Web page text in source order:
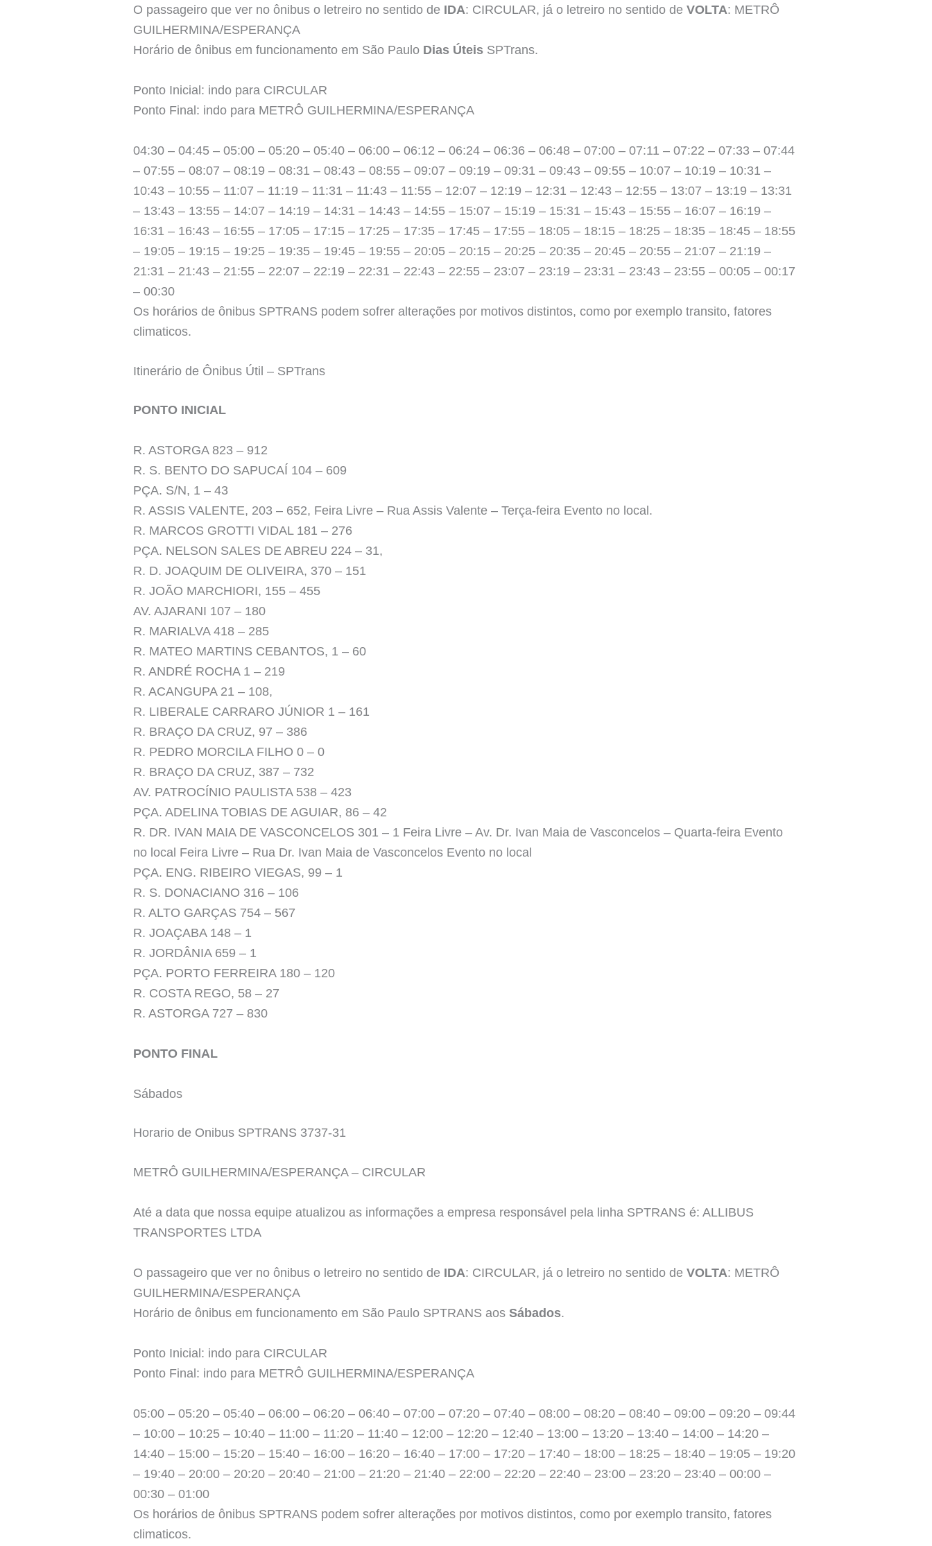
O passageiro que ver no ônibus o letreiro no sentido de IDA: CIRCULAR, já o letreiro no sentido de VOLTA: METRÔ
GUILHERMINA/ESPERANÇA
Horário de ônibus em funcionamento em São Paulo Dias Úteis SPTrans.
Ponto Inicial: indo para CIRCULAR
Ponto Final: indo para METRÔ GUILHERMINA/ESPERANÇA
04:30 – 04:45 – 05:00 – 05:20 – 05:40 – 06:00 – 06:12 – 06:24 – 06:36 – 06:48 – 07:00 – 07:11 – 07:22 – 07:33 – 07:44
– 07:55 – 08:07 – 08:19 – 08:31 – 08:43 – 08:55 – 09:07 – 09:19 – 09:31 – 09:43 – 09:55 – 10:07 – 10:19 – 10:31 –
10:43 – 10:55 – 11:07 – 11:19 – 11:31 – 11:43 – 11:55 – 12:07 – 12:19 – 12:31 – 12:43 – 12:55 – 13:07 – 13:19 – 13:31
– 13:43 – 13:55 – 14:07 – 14:19 – 14:31 – 14:43 – 14:55 – 15:07 – 15:19 – 15:31 – 15:43 – 15:55 – 16:07 – 16:19 –
16:31 – 16:43 – 16:55 – 17:05 – 17:15 – 17:25 – 17:35 – 17:45 – 17:55 – 18:05 – 18:15 – 18:25 – 18:35 – 18:45 – 18:55
– 19:05 – 19:15 – 19:25 – 19:35 – 19:45 – 19:55 – 20:05 – 20:15 – 20:25 – 20:35 – 20:45 – 20:55 – 21:07 – 21:19 –
21:31 – 21:43 – 21:55 – 22:07 – 22:19 – 22:31 – 22:43 – 22:55 – 23:07 – 23:19 – 23:31 – 23:43 – 23:55 – 00:05 – 00:17
– 00:30
Os horários de ônibus SPTRANS podem sofrer alterações por motivos distintos, como por exemplo transito, fatores
climaticos.
Itinerário de Ônibus Útil – SPTrans
PONTO INICIAL
R. ASTORGA 823 – 912
R. S. BENTO DO SAPUCAÍ 104 – 609
PÇA. S/N, 1 – 43
R. ASSIS VALENTE, 203 – 652, Feira Livre – Rua Assis Valente – Terça-feira Evento no local.
R. MARCOS GROTTI VIDAL 181 – 276
PÇA. NELSON SALES DE ABREU 224 – 31,
R. D. JOAQUIM DE OLIVEIRA, 370 – 151
R. JOÃO MARCHIORI, 155 – 455
AV. AJARANI 107 – 180
R. MARIALVA 418 – 285
R. MATEO MARTINS CEBANTOS, 1 – 60
R. ANDRÉ ROCHA 1 – 219
R. ACANGUPA 21 – 108,
R. LIBERALE CARRARO JÚNIOR 1 – 161
R. BRAÇO DA CRUZ, 97 – 386
R. PEDRO MORCILA FILHO 0 – 0
R. BRAÇO DA CRUZ, 387 – 732
AV. PATROCÍNIO PAULISTA 538 – 423
PÇA. ADELINA TOBIAS DE AGUIAR, 86 – 42
R. DR. IVAN MAIA DE VASCONCELOS 301 – 1 Feira Livre – Av. Dr. Ivan Maia de Vasconcelos – Quarta-feira Evento
no local Feira Livre – Rua Dr. Ivan Maia de Vasconcelos Evento no local
PÇA. ENG. RIBEIRO VIEGAS, 99 – 1
R. S. DONACIANO 316 – 106
R. ALTO GARÇAS 754 – 567
R. JOAÇABA 148 – 1
R. JORDÂNIA 659 – 1
PÇA. PORTO FERREIRA 180 – 120
R. COSTA REGO, 58 – 27
R. ASTORGA 727 – 830
PONTO FINAL
Sábados
Horario de Onibus SPTRANS 3737-31
METRÔ GUILHERMINA/ESPERANÇA – CIRCULAR
Até a data que nossa equipe atualizou as informações a empresa responsável pela linha SPTRANS é: ALLIBUS
TRANSPORTES LTDA
O passageiro que ver no ônibus o letreiro no sentido de IDA: CIRCULAR, já o letreiro no sentido de VOLTA: METRÔ
GUILHERMINA/ESPERANÇA
Horário de ônibus em funcionamento em São Paulo SPTRANS aos Sábados.
Ponto Inicial: indo para CIRCULAR
Ponto Final: indo para METRÔ GUILHERMINA/ESPERANÇA
05:00 – 05:20 – 05:40 – 06:00 – 06:20 – 06:40 – 07:00 – 07:20 – 07:40 – 08:00 – 08:20 – 08:40 – 09:00 – 09:20 – 09:44
– 10:00 – 10:25 – 10:40 – 11:00 – 11:20 – 11:40 – 12:00 – 12:20 – 12:40 – 13:00 – 13:20 – 13:40 – 14:00 – 14:20 –
14:40 – 15:00 – 15:20 – 15:40 – 16:00 – 16:20 – 16:40 – 17:00 – 17:20 – 17:40 – 18:00 – 18:25 – 18:40 – 19:05 – 19:20
– 19:40 – 20:00 – 20:20 – 20:40 – 21:00 – 21:20 – 21:40 – 22:00 – 22:20 – 22:40 – 23:00 – 23:20 – 23:40 – 00:00 –
00:30 – 01:00
Os horários de ônibus SPTRANS podem sofrer alterações por motivos distintos, como por exemplo transito, fatores
climaticos.